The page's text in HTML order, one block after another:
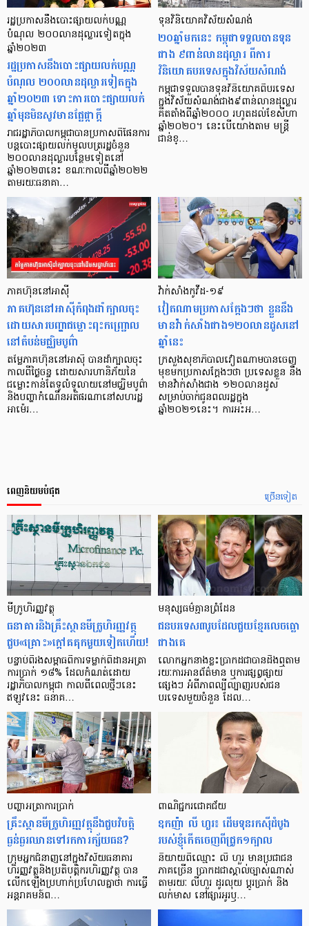
រដ្ឋប្រកាសនឹងបោះផ្សាយលក់បណ្ណ
បំណុល ២០០លានដុល្លារទៀតក្នុង
ឆ្នាំ២០២៣
រដ្ឋប្រកាសនឹងបោះផ្សាយលក់បណ្ណ
បំណុល ២០០លានដុល្លារទៀតក្នុង
ឆ្នាំ២០២៣ ទោះការបោះផ្សាយលក់
ឆ្នាំមុនមិនសូវមានផ្លែផ្កាក្ដី
រាជរដ្ឋាភិបាលកម្ពុជាបានប្រកាសពីផែនការ
បន្តបោះផ្សាយលក់មូលបត្ររដ្ឋចំនួន
២០០លានដុល្លារបន្ថែមទៀតនៅ
ឆ្នាំ២០២៣នេះ ខណៈកាលពីឆ្នាំ២០២២
តាមរយៈធនាគា…
ទុនវិនិយោគ​វិស័យសំណង់
២០ឆ្នាំមកនេះ កម្ពុជាទទួលបានទុន
ជាង ៩ពាន់លានដុល្លារ ពីការ
វិនិយោគបរទេសក្នុងវិស័យសំណង់
កម្ពុជាទទួលបានទុនវិនិយោគពីបរទេស
ក្នុងវិស័យសំណង់ជាង៩ពាន់លានដុល្លារ
គិតតាំងពីឆ្នាំ២០០០ រហូតដល់ខែសីហា
ឆ្នាំ២០២០។ នេះបើយោងតាម មន្ត្រី
ជាន់ខ្…
ភាគហ៊ុននៅអាស៊ី
ភាគហ៊ុននៅអាស៊ីកំពុងដាំក្បាលចុះ
ដោយសារបញ្ហាជម្លោះពុះកញ្ជ្រោល
នៅតំបន់មជ្ឈិមបូព៌ា
តម្លៃភាគហ៊ុននៅអាស៊ី បានដាំក្បាលចុះ
កាលពីថ្ងៃចន្ទ ដោយសារហានិភ័យនៃ
ជម្លោះកាន់តែទូលំទូលាយនៅមជ្ឈិមបូព៌ា
និងបញ្ហាកំណើនអតិផរណានៅសហរដ្ឋ
អាម៉េរ…
វ៉ាក់សាំងកូវីដ-១៩
វៀតណាមប្រកាសក្ដែងៗថា ខ្លួននឹង
មានវ៉ាក់សាំងជាង១២០លានដូសនៅ
ឆ្នាំនេះ
ក្រសួងសុខាភិបាលវៀតណាមបានចេញ
មុខមកប្រកាសក្ដែងៗថា ប្រទេសខ្លួន នឹង
មានវ៉ាក់សាំងជាង ១២០លានដូស
សម្រាប់ចាក់ជូនពលរដ្ឋក្នុង
ឆ្នាំ២០២១នេះ។ ការអះអ…
ច្រើនទៀត
ពេញនិយមបំផុត
មីក្រូ​ហិរញ្ញវត្ថុ
ធនាគារ​និង​គ្រឹះស្ថាន​មីក្រូ​ហិរញ្ញវត្ថុ​
ជួប«គ្រោះ»ក្តៅ​គគុក​មួយ​ទៀត​ហើយ!
បន្ទាប់​ពី​រង​សម្ពាធ​​ពី​ការ​ទម្លាក់​ពិដាន​អត្រា​
ការ​ប្រាក់ ១៨​% ដែល​កំណត់​ដោយ​
រដ្ឋាភិបាល​កម្ពុជា កាល​ពី​ពេល​ថ្មីៗ​នេះ
ឥឡូវ​នេះ ធនាគ…
មនុស្ស​ធម៌​គ្មាន​ព្រំដែន
ជន​បរទេស​៣​រូប​ដែល​ជួយ​ខ្មែរ​លេច​ធ្លោ​
ជាង​គេ
លោកអ្នក​នាង​ខ្លះ​ប្រាកដ​ជា​បាន​​ដឹង​ឮ​តាម​
រយៈ​ការ​អាន​ព័ត៌មាន ឬ​ការ​ផ្សព្វផ្សាយ​
ផ្សេងៗ អំពី​ភាព​ល្បីល្បាញ​របស់​ជន​
បរទេស​មួយ​ចំនួន ដែល…
បញ្ហា​អត្រា​ការប្រាក់
គ្រឹះស្ថាន​មីក្រូ​ហិរញ្ញវត្ថុ​នឹង​ជួប​វិបត្តិ​
ធ្ងន់ធ្ងរ​ឈាន​ទៅ​រក​ការ​ក្ស័យធន?
ក្រុម​អ្នក​ជំនាញ​នៅ​ក្នុង​វិស័យ​ធនាគារ
ហិរញ្ញវត្ថុ​និង​ប្រតិបត្តិករ​ហិរញ្ញ​វត្ថុ បាន​​
លើក​ឡើង​ប្រហាក់​ប្រហែល​គ្នា​ថា ការ​ធ្វើ​
អន្តរាគមន៍​ព…
ពាណិជ្ជករជោគជ័យ
ឧកញ៉ា លី ហួរ៖ ដើមទុនរកស៊ីដំបូង
របស់ខ្ញុំកើតចេញពីជ្រូក១ក្បាល
និយាយ​ពី​ឈ្មោះ លី ហួរ មាន​ប្រជាជន​
ភាគ​ច្រើន ប្រាកដ​ជា​ស្គាល់​ច្បាស់​ណាស់
តាមរយៈ លីហួរ ដូរ​លុយ ប្តូរ​បា្រក់ និង​
លក់​មាស នៅ​ផ្សារ​អូរ​ឫ…